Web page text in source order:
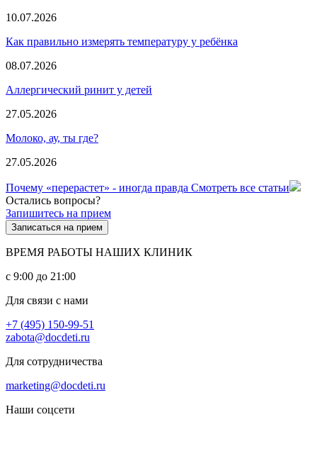
10.07.2026
Как правильно измерять температуру у ребёнка
08.07.2026
Аллергический ринит у детей
27.05.2026
Молоко, ау, ты где?
27.05.2026
Почему «перерастет» - иногда правда Смотреть все статьи
Остались вопросы?
Запишитесь на прием
Записаться на прием
ВРЕМЯ РАБОТЫ НАШИХ КЛИНИК
с 9:00 до 21:00
Для связи с нами
+7 (495) 150-99-51
zabota@docdeti.ru
Для сотрудничества
marketing@docdeti.ru
Наши соцсети